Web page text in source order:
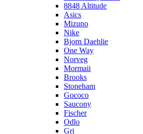
8848 Altitude
Asics
Mizuno
Nike
Bjorn Daehlie
One Way
Norveg
Mormaii
Brooks
Stoneham
Gococo
Saucony
Fischer
Odlo
Gri